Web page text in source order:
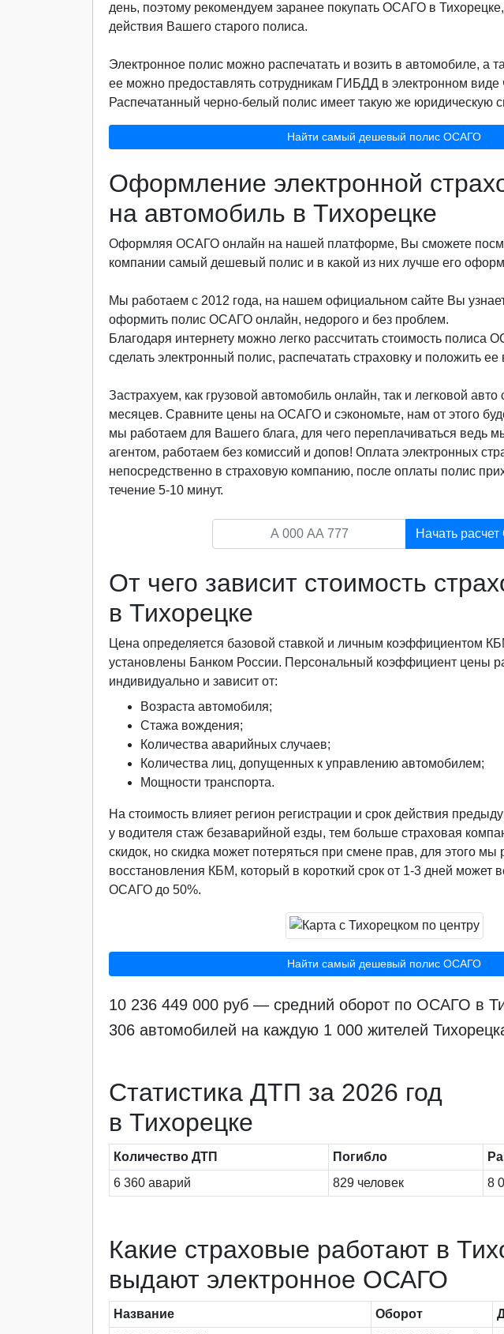
день, поэтому рекомендуем заранее покупать ОСАГО в
действия Вашего старого полиса.
Электронное полис можно распечатать и возить в автомобиле, а
ее можно предоставлять сотрудникам ГИБДД в электронном виде
Распечатанный черно-белый полис имеет такую же юридическую
Найти самый дешевый полис ОСАГО
Оформление электронной
на автомобиль в Тихорецке
Оформляя ОСАГО онлайн на нашей платформе, Вы сможете
компании самый дешевый полис и в какой из них лучше его
Мы работаем с 2012 года, на нашем официальном сайте Вы
оформить полис ОСАГО онлайн, недорого и без проблем.
Благодаря интернету можно легко рассчитать стоимость полиса
сделать электронный полис, распечатать страховку и положить
Застрахуем, как грузовой автомобиль онлайн, так и легковой
месяцев. Сравните цены на ОСАГО и сэкономьте, нам от этого
мы работаем для Вашего блага, для чего переплачиваться ведь
агентом, работаем без комиссий и допов! Оплата электронных
непосредственно в страховую компанию, после оплаты полис
течение 5-10 минут.
Начать
От чего зависит стоимость
в Тихорецке
Цена определяется базовой ставкой и личным коэффициентом
установлены Банком России. Персональный коэффициент цены
индивидуально и зависит от:
Возраста автомобиля;
Стажа вождения;
Количества аварийных случаев;
Количества лиц, допущенных к управлению автомобилем;
Мощности транспорта.
На стоимость влияет регион регистрации и срок действия
у водителя стаж безаварийной езды, тем больше страховая
скидок, но скидка может потеряться при смене прав, для этого мы
восстановления КБМ, который в короткий срок от 1-3 дней может
ОСАГО до 50%.
Найти самый дешевый полис ОСАГО
10 236 449 000 руб — средний оборот по ОСАГО в
306 автомобилей на каждую 1 000 жителей
Статистика ДТП за 2026 год
в Тихорецке
Количество ДТП Погибло
6 360 аварий
829 человек 8
Какие страховые работают в
выдают электронное ОСАГО
Название Оборот